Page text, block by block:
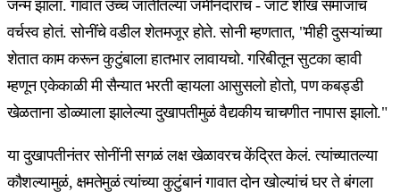
जन्म झाला. गावात उच्च जातीतल्या जमीनदारांचं - जाट शीख समाजाचं
वर्चस्व होतं. सोनींचे वडील शेतमजूर होते. सोनी म्हणतात, "मीही दुसऱ्यांच्या
शेतात काम करून कुटुंबाला हातभार लावायचो. गरिबीतून सुटका व्हावी
म्हणून एकेकाळी मी सैन्यात भरती व्हायला आसुसलो होतो, पण कबड्डी
खेळताना डोळ्याला झालेल्या दुखापतीमुळं वैद्यकीय चाचणीत नापास झालो."
या दुखापतीनंतर सोनींनी सगळं लक्ष खेळावरच केंद्रित केलं. त्यांच्यातल्या
कौशल्यामुळं, क्षमतेमुळं त्यांच्या कुटुंबानं गावात दोन खोल्यांचं घर ते बंगला